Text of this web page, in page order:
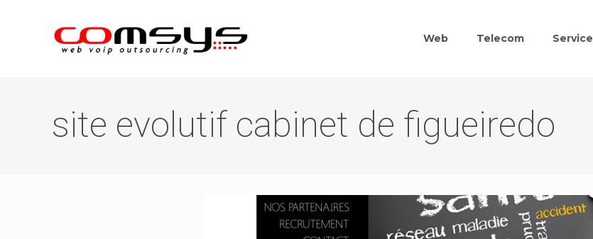
Web Telecom Service
site evolutif cabinet de figueiredo